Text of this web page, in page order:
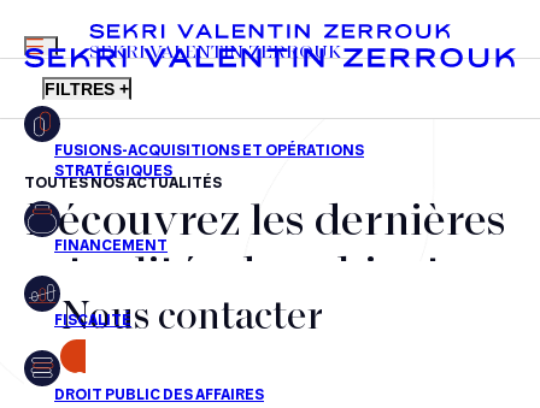
FR EN
MENU
SEKRI VALENTIN ZERROUK
FILTRES +
Fusions-acquisitions et opérations stratégiques
Financement
Fiscalité
Droit public des affaires
TOUTES NOS ACTUALITÉS
Découvrez les dernières
actualités du cabinet,
nos récompenses et nos
transactions, jour après
Nous contacter